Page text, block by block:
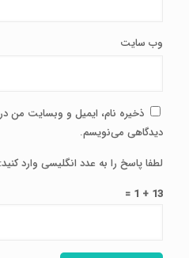
وب‌ سایت
ذخیره نام، ایمیل و وبسایت من در
دیدگاهی می‌نویسم.
لطفا پاسخ را به عدد انگلیسی وارد کنید:
13 + 1 =